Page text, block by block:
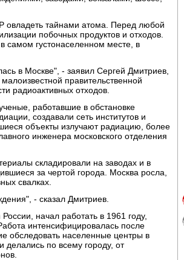
овладеть тайнами атома. Перед любой
побочных продуктов и отходов.
самом густонаселенном месте, в
в Москве", - заявил Сергей Дмитриев,
правительственной
радиоактивных отходов.
работавшие в обстановке
создавали сеть институтов и
объекты излучают радиацию, более
инженера московского отделения
складировали на заводах и в
за чертой города. Москва росла,
свалках.
- сказал Дмитриев.
начал работать в 1961 году,
интенсифицировалась после
обследовать населенные центры в
делались по всему городу, от